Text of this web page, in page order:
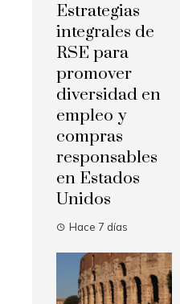
Estrategias
integrales de
RSE para
promover
diversidad en
empleo y
compras
responsables
en Estados
Unidos
Hace 7 días